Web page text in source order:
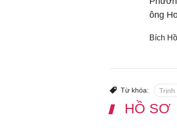
ông
Bích
Từ khóa: Trịnh
HỒ SƠ